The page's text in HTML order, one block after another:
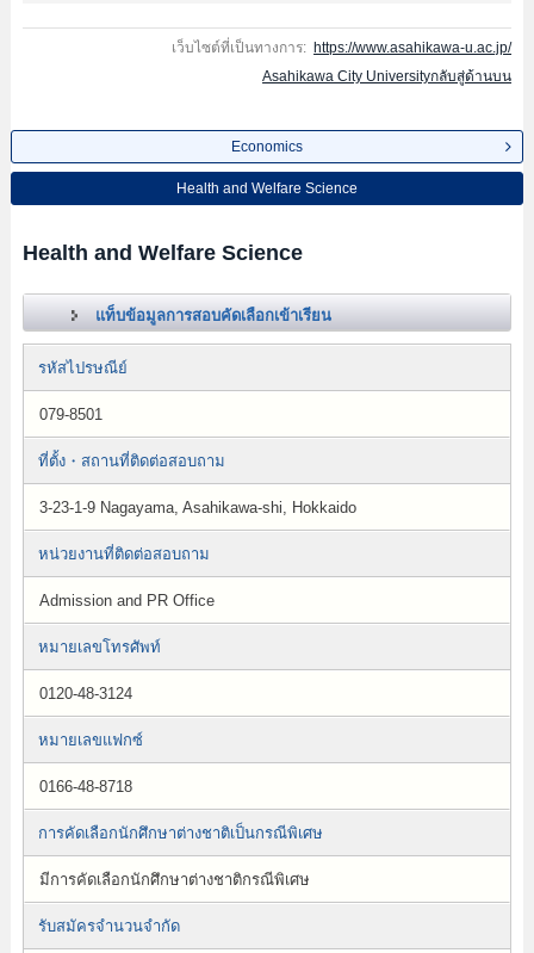
เว็บไซต์ที่เป็นทางการ: https://www.asahikawa-u.ac.jp/
Asahikawa City Universityกลับสู่ด้านบน
Economics
Health and Welfare Science
Health and Welfare Science
แท็บข้อมูลการสอบคัดเลือกเข้าเรียน
รหัสไปรษณีย์
079-8501
ที่ตั้ง・สถานที่ติดต่อสอบถาม
3-23-1-9 Nagayama, Asahikawa-shi, Hokkaido
หน่วยงานที่ติดต่อสอบถาม
Admission and PR Office
หมายเลขโทรศัพท์
0120-48-3124
หมายเลขแฟกซ์
0166-48-8718
การคัดเลือกนักศึกษาต่างชาติเป็นกรณีพิเศษ
มีการคัดเลือกนักศึกษาต่างชาติกรณีพิเศษ
รับสมัครจำนวนจำกัด